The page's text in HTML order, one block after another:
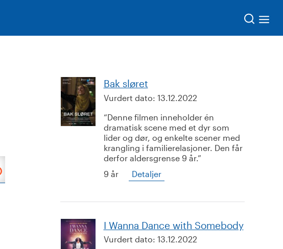
Bak sløret
Vurdert dato: 13.12.2022
Denne filmen inneholder én
dramatisk scene med et dyr som
lider og dør, og enkelte scener med
krangling i familierelasjoner. Den får
derfor aldersgrense 9 år.
9 år
Detaljer
I Wanna Dance with Somebody
Vurdert dato: 13.12.2022